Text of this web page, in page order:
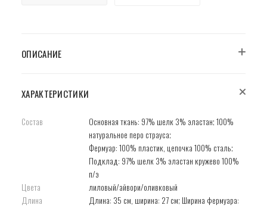
ОПИСАНИЕ
ХАРАКТЕРИСТИКИ
Состав
Основная ткань: 97% шелк 3% эластан; 100%
натуральное перо страуса;
Фермуар: 100% пластик, цепочка 100% сталь;
Подклад: 97% шелк 3% эластан кружево 100%
п/э
Цвета
лиловый/айвори/оливковый
Длина
Длина: 35 см, ширина: 27 см; Ширина фермуара: